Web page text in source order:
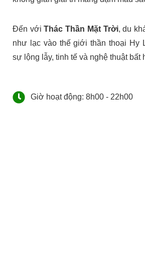
Đến vớiThác Thần Mặt Trời, du
như lạc vào thế giới thần thoại Hy
sự lộng lẫy, tinh tế và nghệ thuật bất
Giờ hoạt động: 8h00 - 22h00